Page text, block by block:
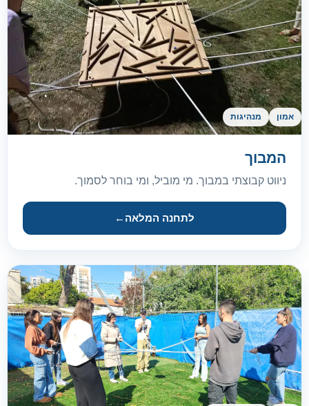
אמון מנהיגות
המבוך
ניווט קבוצתי במבוך. מי מוביל, ומי בוחר לסמוך.
לתחנה המלאה ←